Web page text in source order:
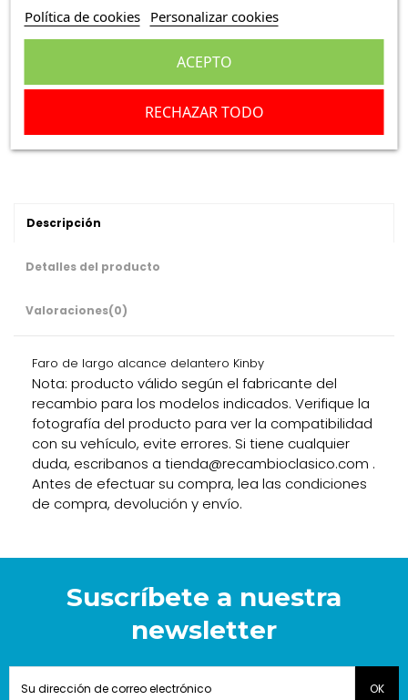
Añadir a la cesta
Descripción
Detalles del producto
Valoraciones(0)
Faro de largo alcance delantero Kinby
Nota: producto válido según el fabricante del
recambio para los modelos indicados. Verifique la
fotografía del producto para ver la compatibilidad
con su vehículo, evite errores. Si tiene cualquier
duda, escribanos a tienda@recambioclasico.com .
Antes de efectuar su compra, lea las condiciones
de compra, devolución y envío.
Suscríbete a nuestra
newsletter
Política de cookies Personalizar cookies
RECHAZAR TODO
ACEPTO